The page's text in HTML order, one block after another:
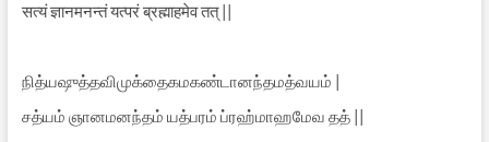
सत्यं ज्ञानमनन्तं यत्परं ब्रह्माहमेव तत् ||
நித்யஷுத்தவிமுக்தைகமகண்டானந்தமத்வயம் |
சத்யம் ஞானமனந்தம் யத்பரம் ப்ரஹ்மாஹமேவ தத் ||